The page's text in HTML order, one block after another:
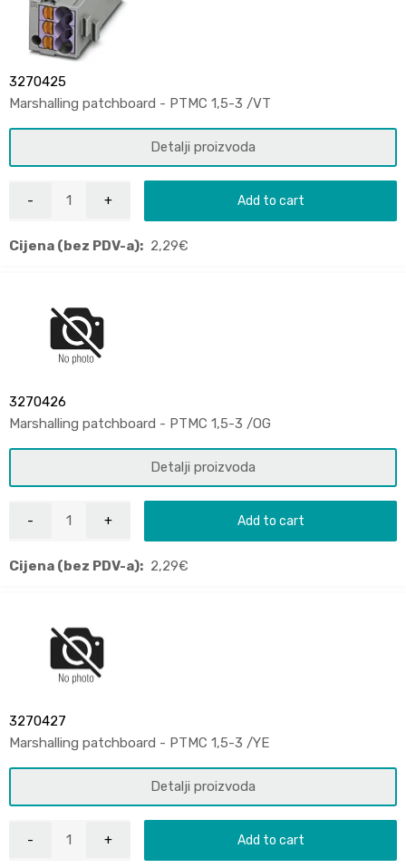
3270425
Marshalling patchboard - PTMC 1,5-3 /VT
Detalji proizvoda
Add to cart
Cijena (bez PDV-a): 2,29€
3270426
Marshalling patchboard - PTMC 1,5-3 /OG
Detalji proizvoda
Add to cart
Cijena (bez PDV-a): 2,29€
3270427
Marshalling patchboard - PTMC 1,5-3 /YE
Detalji proizvoda
Add to cart